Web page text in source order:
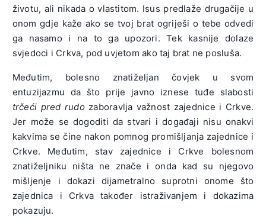
životu, ali nikada o vlastitom. Isus predlaže drugačije u
onom gdje kaže ako se tvoj brat ogriješi o tebe odvedi
ga nasamo i na to ga upozori. Tek kasnije dolaze
svjedoci i Crkva, pod uvjetom ako taj brat ne posluša.
Međutim, bolesno znatiželjan čovjek u svom
entuzijazmu da što prije javno iznese tuđe slabosti
trčeći pred rudozaboravlja važnost zajednice i Crkve.
Jer može se dogoditi da stvari i događaji nisu onakvi
kakvima se čine nakon pomnog promišljanja zajednice i
Crkve. Međutim, stav zajednice i Crkve bolesnom
znatiželjniku ništa ne znače i onda kad su njegovo
mišljenje i dokazi dijametralno suprotni onome što
zajednica i Crkva također istraživanjem i dokazima
pokazuju.